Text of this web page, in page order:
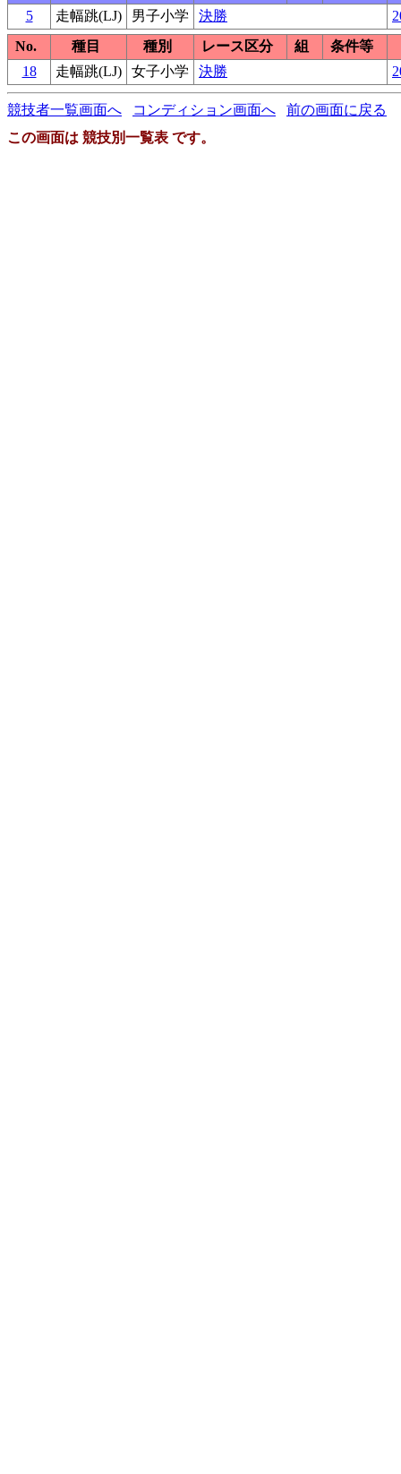
5
走幅跳(LJ) 男子小学 決勝
No.
種目 種別 レース区分 組
条件等
18
走幅跳(LJ) 女子小学 決勝
競技者一覧画面へ コンディション画面へ
前の画面に戻る
この画面は 競技別一覧表 です。